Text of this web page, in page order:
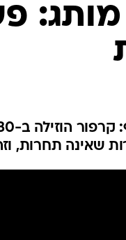
ספורט ביזנס
מותג:
שאינה תחרות,